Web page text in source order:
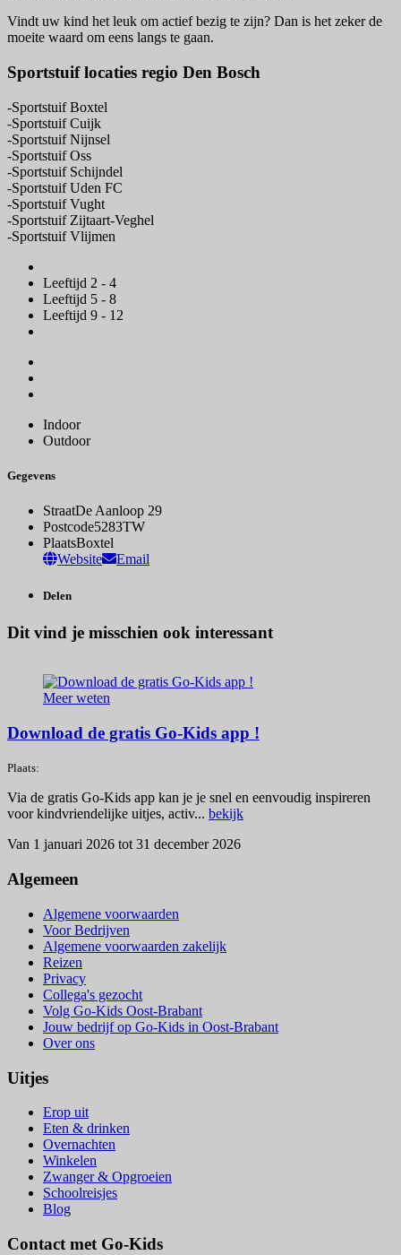
Vindt uw kind het leuk om actief bezig te zijn? Dan is het zeker de
moeite waard om eens langs te gaan.
Sportstuif locaties regio Den Bosch
-Sportstuif Boxtel
-Sportstuif Cuijk
-Sportstuif Nijnsel
-Sportstuif Oss
-Sportstuif Schijndel
-Sportstuif Uden FC
-Sportstuif Vught
-Sportstuif Zijtaart-Veghel
-Sportstuif Vlijmen
Leeftijd 2 - 4
Leeftijd 5 - 8
Leeftijd 9 - 12
Indoor
Outdoor
Gegevens
StraatDe Aanloop 29
Postcode5283TW
PlaatsBoxtel
Website
Email
Delen
Dit vind je misschien ook interessant
Meer weten
Download de gratis Go-Kids app !
Plaats:
Via de gratis Go-Kids app kan je je snel en eenvoudig inspireren
voor kindvriendelijke uitjes, activ... bekijk
Van 1 januari 2026 tot 31 december 2026
Algemeen
Algemene voorwaarden
Voor Bedrijven
Algemene voorwaarden zakelijk
Reizen
Privacy
Collega's gezocht
Volg Go-Kids Oost-Brabant
Jouw bedrijf op Go-Kids in Oost-Brabant
Over ons
Uitjes
Erop uit
Eten & drinken
Overnachten
Winkelen
Zwanger & Opgroeien
Schoolreisjes
Blog
Contact met Go-Kids